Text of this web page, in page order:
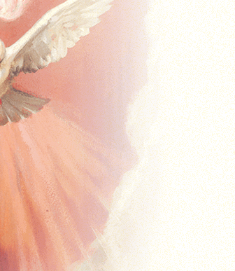
Crăciun
Postul Mare
Timpul Pascal
Timpul de peste an – A
Timpul de peste an – B
Timpul de peste an – C
Solemnități și Sărbători
Missal Ferial
Timpul Adventului
Timpul Crăciunului
Postul Mare
Timpul Pascal
Timpul de peste an – Anul 1
Timpul de peste an – Anul 2
Predici
Duminicale
Predici Duminicale (Anul A)
Predici Duminicale (Anul B)
Predici Duminicale (Anul C)
Zilnice
Advent
Crăciun